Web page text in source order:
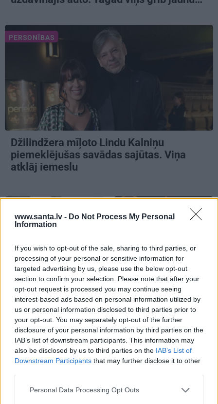
www.santa.lv - Do Not Process My Personal
Information
If you wish to opt-out of the sale, sharing to third parties, or
processing of your personal or sensitive information for
targeted advertising by us, please use the below opt-out
section to confirm your selection. Please note that after your
opt-out request is processed you may continue seeing
interest-based ads based on personal information utilized by
us or personal information disclosed to third parties prior to
your opt-out. You may separately opt-out of the further
disclosure of your personal information by third parties on the
IAB’s list of downstream participants. This information may
also be disclosed by us to third parties on the IAB’s List of
Downstream Participants that may further disclose it to other
Personal Data Processing Opt Outs
PERSONĪBAS
Džilindžera mīļoto Lindu Kalniņu
piemeklējušas savādas sajūtas. Viņa
atklāj iemeslu
Darbs no mājām –
aizliegt vai turpināt?
Karstus viedokļus pauž
Ķestere, Rasnačs un
daudzi citi
«Ir laiks likt punktu…»
Basketbolists Dāvis
Bertāns pieņēmis smagu
lēmumu un dod solījumu
saviem biedriem